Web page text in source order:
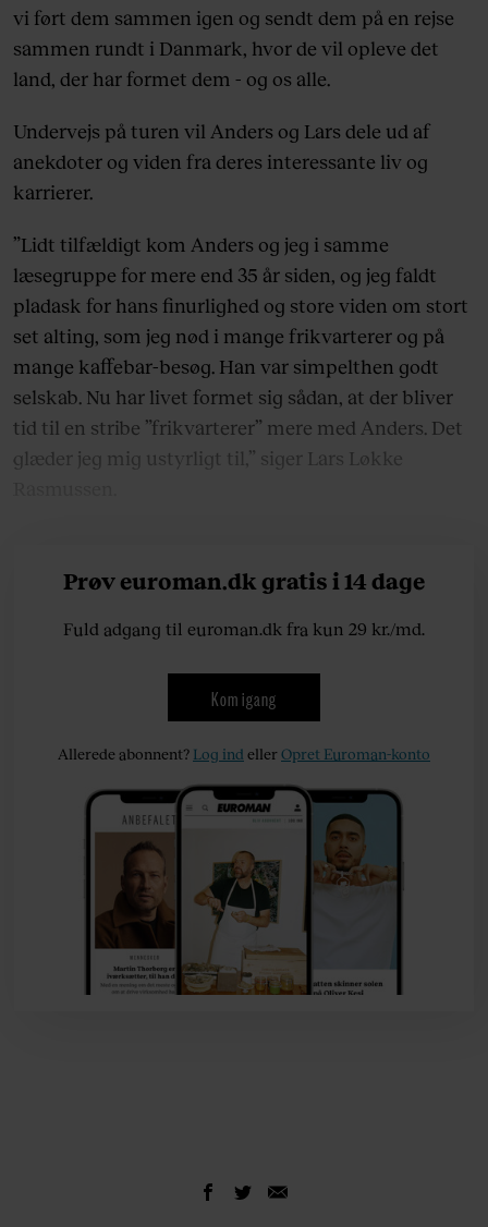
vi ført dem sammen igen og sendt dem på en rejse
sammen rundt i Danmark, hvor de vil opleve det
land, der har formet dem - og os alle.
Undervejs på turen vil Anders og Lars dele ud af
anekdoter og viden fra deres interessante liv og
karrierer.
”Lidt tilfældigt kom Anders og jeg i samme
læsegruppe for mere end 35 år siden, og jeg faldt
pladask for hans finurlighed og store viden om stort
set alting, som jeg nød i mange frikvarterer og på
mange kaffebar-besøg. Han var simpelthen godt
selskab. Nu har livet formet sig sådan, at der bliver
tid til en stribe ”frikvarterer” mere med Anders. Det
glæder jeg mig ustyrligt til,” siger Lars Løkke
Prøv euroman.dk gratis i 14 dage
Fuld adgang til euroman.dk fra kun 29 kr./md.
Kom igang
Allerede abonnent? Log ind ellerOpret Euroman-konto